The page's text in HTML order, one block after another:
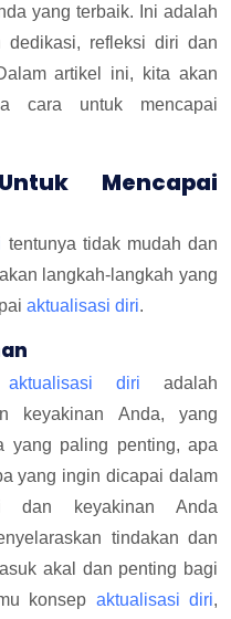
yang terbaik. Ini adalah
dedikasi, refleksi diri dan
artikel ini, kita akan
cara untuk mencapai
Mencapai
tentunya tidak mudah dan
langkah-langkah yang
aktualisasi diri.
aktualisasi diri adalah
keyakinan Anda, yang
yang paling penting, apa
yang ingin dicapai dalam
dan keyakinan Anda
tindakan dan
akal dan penting bagi
konsep aktualisasi diri,